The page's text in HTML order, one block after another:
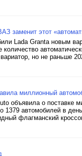
заменит этот
Lada Granta новым
но не раньше
миллионный
объявила о поставке
1379 автомобилей в
флагманский